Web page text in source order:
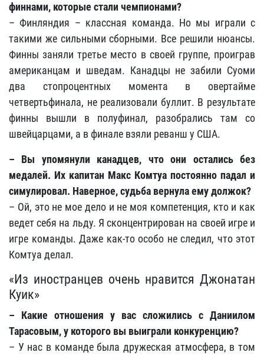
финнами, которые стали чемпионами?
– Финляндия – классная команда. Но мы играли с
такими же сильными сборными. Все решили нюансы.
Финны заняли третье место в своей группе, проиграв
американцам и шведам. Канадцы не забили Суоми
два стопроцентных момента в овертайме
четвертьфинала, не реализовали буллит. В результате
финны вышли в полуфинал, разобрались там со
швейцарцами, а в финале взяли реванш у США.
– Вы упомянули канадцев, что они остались без
медалей. Их капитан Макс Комтуа постоянно падал и
симулировал. Наверное, судьба вернула ему должок?
– Ой, это не мое дело и не моя компетенция, кто и как
ведет себя на льду. Я сконцентрирован на своей игре и
игре команды. Даже как-то особо не следил, что этот
Комтуа делал.
«Из иностранцев очень нравится Джонатан
Куик»
– Какие отношения у вас сложились с Даниилом
Тарасовым, у которого вы выиграли конкуренцию?
– У нас в команде была дружеская атмосфера, в том